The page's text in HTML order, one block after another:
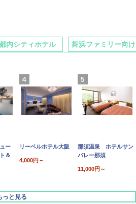
ー
＆
リーベルホテル大阪
4,000円～
那須温泉 ホテルサン
バレー那須
11,000円～
っと見る
内シティホテル 舞浜ファミリー向け